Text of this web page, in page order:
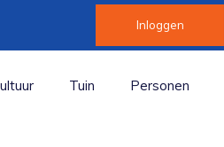
Inloggen
Tuin Personen